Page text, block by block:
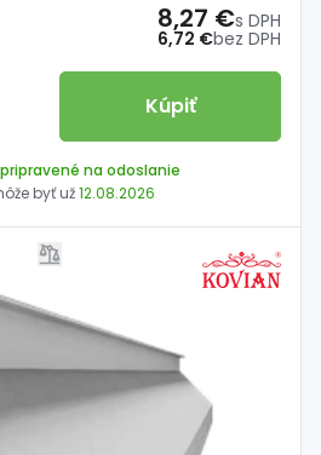
6,72 €bez DPH
8,27 €s DPH
Kúpiť
na odoslanie
byť už12.08.2026